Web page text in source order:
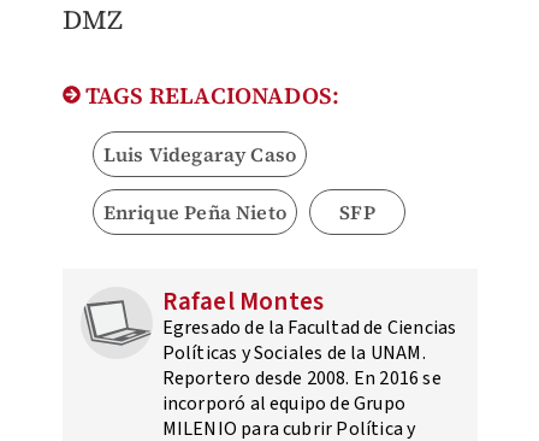
​DMZ
TAGS RELACIONADOS:
Luis Videgaray Caso
Enrique Peña Nieto SFP
Rafael Montes
Egresado de la Facultad de Ciencias
Políticas y Sociales de la UNAM.
Reportero desde 2008. En 2016 se
incorporó al equipo de Grupo
MILENIO para cubrir Política y